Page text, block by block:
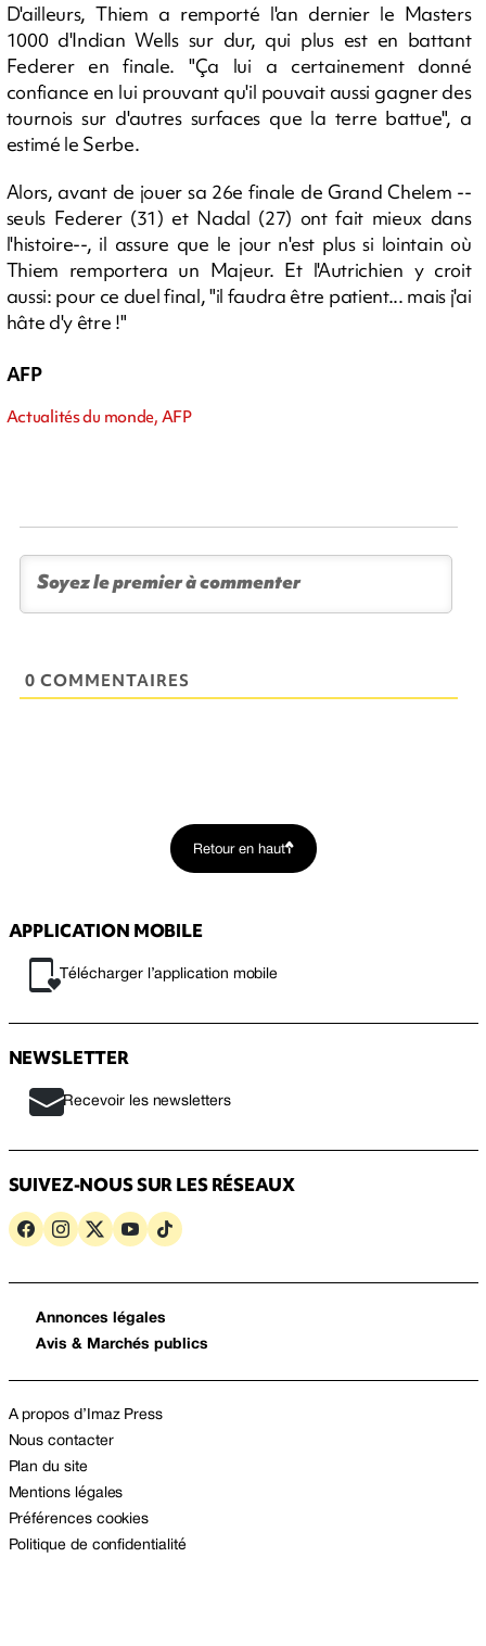
D'ailleurs, Thiem a remporté l'an dernier le Masters
1000 d'Indian Wells sur dur, qui plus est en battant
Federer en finale. "Ça lui a certainement donné
confiance en lui prouvant qu'il pouvait aussi gagner des
tournois sur d'autres surfaces que la terre battue", a
estimé le Serbe.
Alors, avant de jouer sa 26e finale de Grand Chelem --
seuls Federer (31) et Nadal (27) ont fait mieux dans
l'histoire--, il assure que le jour n'est plus si lointain où
Thiem remportera un Majeur. Et l'Autrichien y croit
aussi: pour ce duel final, "il faudra être patient... mais j'ai
hâte d'y être !"
AFP
Actualités du monde, AFP
0 COMMENTAIRES
Retour en haut
APPLICATION MOBILE
Télécharger l’application mobile
NEWSLETTER
Recevoir les newsletters
SUIVEZ-NOUS SUR LES RÉSEAUX
Annonces légales
Avis & Marchés publics
A propos d’Imaz Press
Nous contacter
Plan du site
Mentions légales
Préférences cookies
Politique de confidentialité